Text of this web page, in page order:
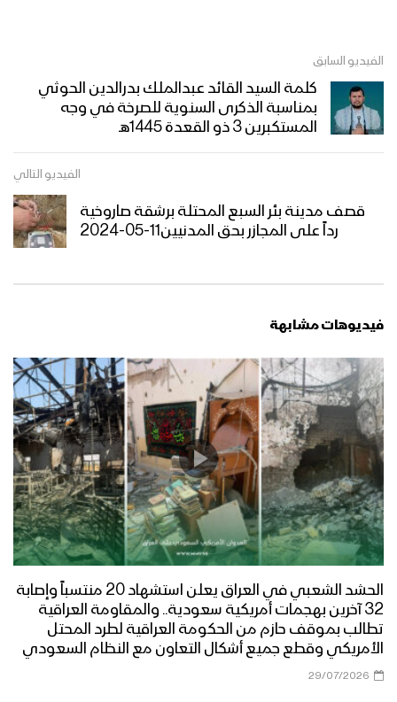
الفيديو السابق
كلمة السيد القائد عبدالملك بدرالدين الحوثي
بمناسبة الذكرى السنوية للصرخة في وجه
المستكبرين 3 ذو القعدة 1445هـ
الفيديو التالي
قصف مدينة بئر السبع المحتلة برشقة صاروخية
رداً على المجازر بحق المدنيين11-05-2024
فيديوهات مشابهة
الحشد الشعبي في العراق يعلن استشهاد 20 منتسباً وإصابة
32 آخرين بهجمات أمريكية سعودية.. والمقاومة العراقية
تطالب بموقف حازم من الحكومة العراقية لطرد المحتل
الأمريكي وقطع جميع أشكال التعاون مع النظام السعودي
29/07/2026